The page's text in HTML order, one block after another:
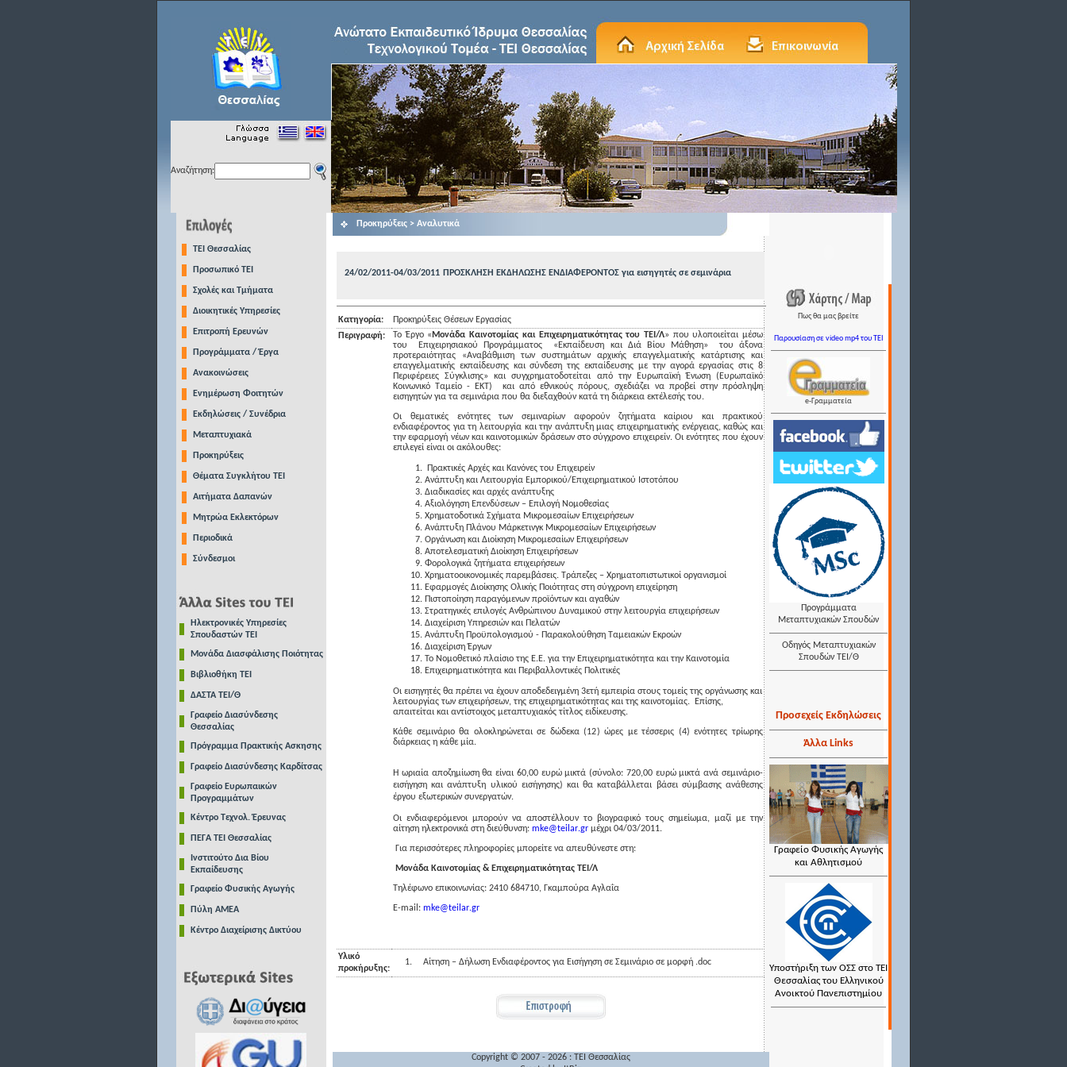
Αναζήτηση:
TEI Θεσσαλίας
Προσωπικό ΤΕΙ
Σχολές και Τμήματα
Διοικητικές Υπηρεσίες
Επιτροπή Ερευνών
Προγράμματα / Έργα
Ανακοινώσεις
Ενημέρωση Φοιτητών
Εκδηλώσεις / Συνέδρια
Μεταπτυχιακά
Προκηρύξεις
Θέματα Συγκλήτου ΤΕΙ
Αιτήματα Δαπανών
Μητρώα Εκλεκτόρων
Περιοδικά
Σύνδεσμοι
Ηλεκτρονικές Υπηρεσίες
Σπουδαστών ΤΕΙ
Μονάδα Διασφάλισης Ποιότητας
Βιβλιοθήκη ΤΕΙ
ΔΑΣΤΑ ΤΕΙ/Θ
Γραφείο Διασύνδεσης
Θεσσαλίας
Πρόγραμμα Πρακτικής Ασκησης
Γραφείο Διασύνδεσης Καρδίτσας
Γραφείο Ευρωπαικών
Προγραμμάτων
Κέντρο Τεχνολ. Έρευνας
ΠΕΓΑ ΤΕΙ Θεσσαλίας
Ινστιτούτο Δια Βίου
Εκπαίδευσης
Γραφείο Φυσικής Αγωγής
Πύλη ΑΜΕΑ
Κέντρο Διαχείρισης Δικτύου
Προκηρύξεις > Αναλυτικά
24/02/2011-04/03/2011 ΠΡΟΣΚΛΗΣΗ ΕΚΔΗΛΩΣΗΣ ΕΝΔΙΑΦΕΡΟΝΤΟΣ για εισηγητές σε σεμινάρια
Κατηγορία:
Προκηρύξεις Θέσεων Εργασίας
Περιγραφή:
Το Έργο « Μονάδα Καινοτομίας και Επιχειρηματικότητας του ΤΕΙ/Λ» που υλοποιείται μέσω
του
Επιχειρησιακού Προγράμματος «Εκπαίδευση και Διά Βίου Μάθηση»
του άξονα
προτεραιότητας «Αναβάθμιση των συστημάτων αρχικής επαγγελματικής κατάρτισης και
επαγγελματικής εκπαίδευσης και σύνδεση της εκπαίδευσης με την αγορά εργασίας στις 8
Περιφέρειες Σύγκλισης» και συγχρηματοδοτείται από την Ευρωπαϊκή Ένωση (Ευρωπαϊκό
Κοινωνικό Ταμείο - ΕΚΤ)
και από εθνικούς πόρους, σχεδιάζει να προβεί στην πρόσληψη
εισηγητών για τα σεμινάρια που θα διεξαχθούν κατά τη διάρκεια εκτέλεσής του.
Οι θεματικές ενότητες των σεμιναρίων αφορούν ζητήματα καίριου και πρακτικού
ενδιαφέροντος για τη λειτουργία και την ανάπτυξη μιας επιχειρηματικής ενέργειας, καθώς και
την εφαρμογή νέων και καινοτομικών δράσεων στο σύγχρονο επιχειρείν. Οι ενότητες που έχουν
επιλεγεί είναι οι ακόλουθες:
Πρακτικές Αρχές και Κανόνες του Επιχειρείν
Ανάπτυξη και Λειτουργία Εμπορικού/Επιχειρηματικού Ιστοτόπου
Διαδικασίες και αρχές ανάπτυξης
Αξιολόγηση Επενδύσεων – Επιλογή Νομοθεσίας
Χρηματοδοτικά Σχήματα Μικρομεσαίων Επιχειρήσεων
Ανάπτυξη Πλάνου Μάρκετινγκ Μικρομεσαίων Επιχειρήσεων
Οργάνωση και Διοίκηση Μικρομεσαίων Επιχειρήσεων
Αποτελεσματική Διοίκηση Επιχειρήσεων
Φορολογικά ζητήματα επιχειρήσεων
Χρηματοοικονομικές παρεμβάσεις. Τράπεζες – Χρηματοπιστωτικοί οργανισμοί
Εφαρμογές Διοίκησης Ολικής Ποιότητας στη σύγχρονη επιχείρηση
Πιστοποίηση παραγόμενων προϊόντων και αγαθών
Στρατηγικές επιλογές Ανθρώπινου Δυναμικού στην λειτουργία επιχειρήσεων
Διαχείριση Υπηρεσιών και Πελατών
Ανάπτυξη Προϋπολογισμού - Παρακολούθηση Ταμειακών Εκροών
Διαχείριση Έργων
Το Νομοθετικό πλαίσιο της Ε.Ε. για την Επιχειρηματικότητα και την Καινοτομία
Επιχειρηματικότητα και Περιβαλλοντικές Πολιτικές
Οι εισηγητές θα πρέπει να έχουν αποδεδειγμένη 3ετή εμπειρία στους τομείς της οργάνωσης και
λειτουργίας των επιχειρήσεων, της επιχειρηματικότητας και της καινοτομίας.
Επίσης,
απαιτείται και αντίστοιχος μεταπτυχιακός τίτλος ειδίκευσης.
Κάθε σεμινάριο θα ολοκληρώνεται σε δώδεκα (12) ώρες με τέσσερις (4) ενότητες τρίωρης
διάρκειας η κάθε μία.
Η ωριαία αποζημίωση θα είναι 60,00 ευρώ μικτά (σύνολο: 720,00 ευρώ μικτά ανά σεμινάριο-
εισήγηση και ανάπτυξη υλικού εισήγησης) και θα καταβάλλεται βάσει σύμβασης ανάθεσης
έργου εξωτερικών συνεργατών.
Οι ενδιαφερόμενοι μπορούν να αποστέλλουν το βιογραφικό τους σημείωμα, μαζί με την
αίτηση ηλεκτρονικά στη διεύθυνση: mke@teilar.gr μέχρι 04/03/2011.
Για περισσότερες πληροφορίες μπορείτε να απευθύνεστε στη:
Μονάδα Καινοτομίας & Επιχειρηματικότητας ΤΕΙ/Λ
Τηλέφωνο επικοινωνίας: 2410 684710, Γκαμπούρα Αγλαΐα
E-mail : mke@teilar.gr
Υλικό
προκήρυξης:
1. Αίτηση – Δήλωση Ενδιαφέροντος για Εισήγηση σε Σεμινάριο σε μορφή .doc
Πως θα μας βρείτε
Παρουσίαση σε video mp4 του TEI
e-Γραμματεία
Προγράμματα
Μεταπτυχιακών Σπουδών
Οδηγός Μεταπτυχιακών
Σπουδών ΤΕΙ/Θ
Προσεχείς Εκδηλώσεις
Άλλα Links
Γραφείο Φυσικής Αγωγής
και Αθλητισμού
Υποστήριξη των ΟΣΣ στο ΤΕΙ
Θεσσαλίας του Ελληνικού
Ανοικτού Πανεπιστημίου
Copyright © 2007 - 2026 : TEI Θεσσαλίας